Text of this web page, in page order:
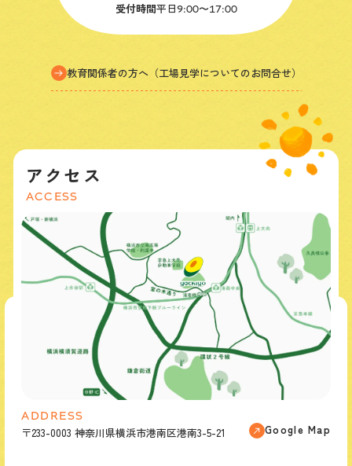
受付時間平日9:00〜17:00
教育関係者の方へ（工場見学についてのお問合せ）
アクセス
ACCESS
ADDRESS
〒233-0003 神奈川県横浜市港南区港南3-5-21 Google Map